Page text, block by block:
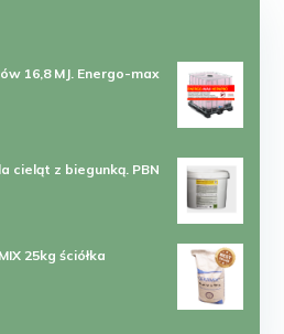
16,8 MJ. Energo-max
cieląt z biegunką. PBN
25kg ściółka